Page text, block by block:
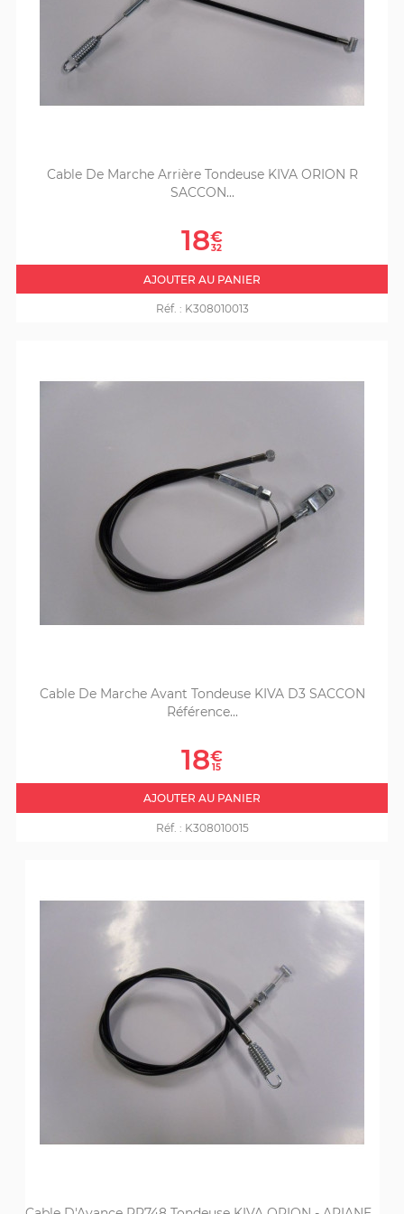
Cable De Marche Arrière Tondeuse KIVA ORION R
SACCON...
Prix
18€
32
AJOUTER AU PANIER
Réf. : K308010013
Cable De Marche Avant Tondeuse KIVA D3 SACCON
Référence...
Prix
18€
15
AJOUTER AU PANIER
Réf. : K308010015